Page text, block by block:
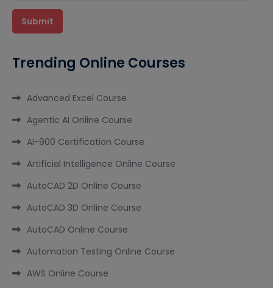
Trending Online Courses
Advanced Excel Course
Agentic AI Online Course
AI-900 Certification Course
Artificial Intelligence Online Course
AutoCAD 2D Online Course
AutoCAD 3D Online Course
AutoCAD Online Course
Automation Testing Online Course
AWS Online Course